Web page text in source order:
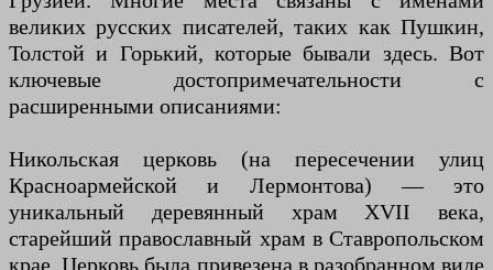
великих русских писателей, таких как Пушкин,
Толстой и Горький, которые бывали здесь. Вот
ключевые достопримечательности с
расширенными описаниями:
Никольская церковь (на пересечении улиц
Красноармейской и Лермонтова) — это
уникальный деревянный храм XVII века,
старейший православный храм в Ставропольском
крае. Церковь была привезена в разобранном виде